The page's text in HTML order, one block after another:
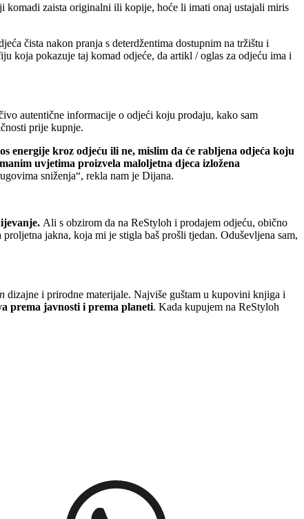
komadi zaista originalni ili kopije, hoće li imati onaj ustajali miris
čista nakon pranja s deterdžentima dostupnim na tržištu i
koja pokazuje taj komad odjeće, da artikl / oglas za odjeću ima i
autentične informacije o odjeći koju prodaju, kako sam
prije kupnje.
energije kroz odjeću ili ne, mislim da će rabljena odjeća koju
uvjetima proizvela maloljetna djeca izložena
sniženja“, rekla nam je Dijana.
Ali s obzirom da na ReStyloh i prodajem odjeću, obično
jakna, koja mi je stigla baš prošli tjedan. Oduševljena sam,
dizajne i prirodne materijale. Najviše guštam u kupovini knjiga i
prema javnosti i prema planeti. Kada kupujem na ReStyloh